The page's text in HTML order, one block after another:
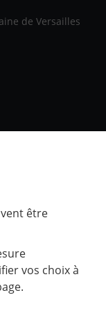
de Versailles
être
vos choix à